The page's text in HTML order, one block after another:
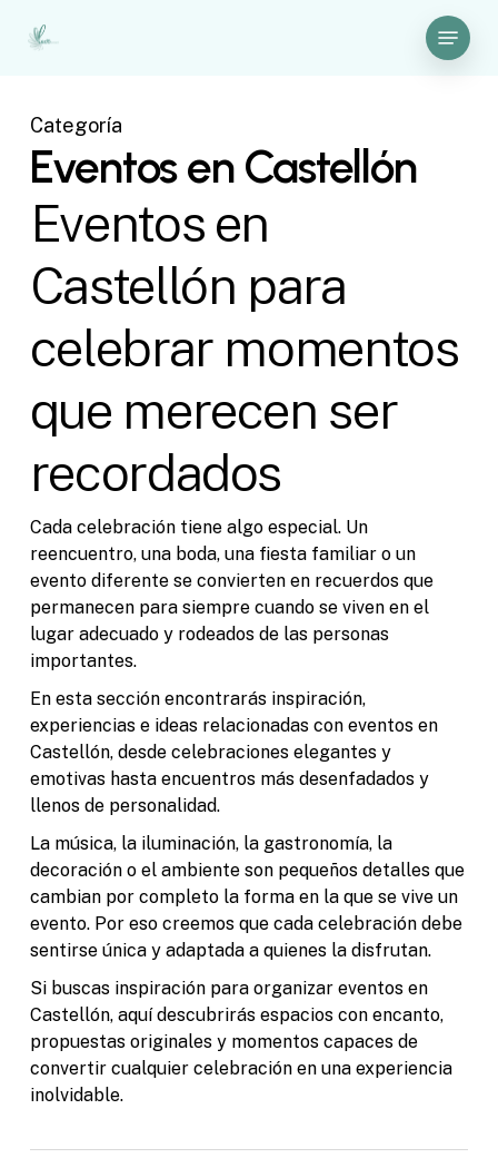
Menu
Categoría
Eventos en Castellón
Eventos en
Castellón para
celebrar momentos
que merecen ser
recordados
Cada celebración tiene algo especial. Un
reencuentro, una boda, una fiesta familiar o un
evento diferente se convierten en recuerdos que
permanecen para siempre cuando se viven en el
lugar adecuado y rodeados de las personas
importantes.
En esta sección encontrarás inspiración,
experiencias e ideas relacionadas con eventos en
Castellón, desde celebraciones elegantes y
emotivas hasta encuentros más desenfadados y
llenos de personalidad.
La música, la iluminación, la gastronomía, la
decoración o el ambiente son pequeños detalles que
cambian por completo la forma en la que se vive un
evento. Por eso creemos que cada celebración debe
sentirse única y adaptada a quienes la disfrutan.
Si buscas inspiración para organizar eventos en
Castellón, aquí descubrirás espacios con encanto,
propuestas originales y momentos capaces de
convertir cualquier celebración en una experiencia
inolvidable.